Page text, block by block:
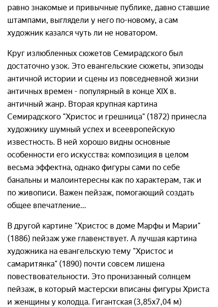
равно знакомые и привычные публике, давно ставшие
штампами, выглядели у него по-новому, а сам
художник казался чуть ли не новатором.
Круг излюбленных сюжетов Семирадского был
достаточно узок. Это евангельские сюжеты, эпизоды
античной истории и сцены из повседневной жизни
античных времен - популярный в конце XIX в.
античный жанр. Вторая крупная картина
Семирадского "Христос и грешница" (1872) принесла
художнику шумный успех и всеевропейскую
известность. В ней хорошо видны основные
особенности его искусства: композиция в целом
весьма эффектна, однако фигуры сами по себе
банальны и малоинтересны как по характерам, так и
по живописи. Важен пейзаж, помогающий создать
общее впечатление...
В другой картине "Христос в доме Марфы и Марии"
(1886) пейзаж уже главенствует. А лучшая картина
художника на евангельскую тему "Христос и
самаритянка" (1890) почти совсем лишена
повествовательности. Это пронизанный солнцем
пейзаж, в который мастерски вписаны фигуры Христа
и женщины у колодца. Гигантская (3,85х7,04 м)